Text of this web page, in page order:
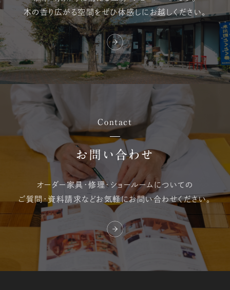
木の香り広がる空間をぜひ体感しにお越しください。
Contact
お問い合わせ
オーダー家具・修理・ ショールームについての
ご質問・資料請求などお気軽にお問い合わせください。